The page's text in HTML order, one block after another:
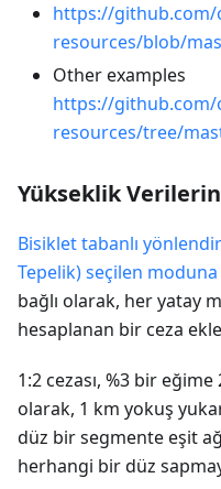
https://github.com/
resources/blob/
Other examples
https://github.com/
resources/tree/
Yükseklik
Bisiklet tabanlı
Tepelik) seçilen moduna
bağlı olarak, her yatay
hesaplanan bir ceza
1:2 cezası, %3 bir
olarak, 1 km yokuş
düz bir segmente eşit
herhangi bir düz